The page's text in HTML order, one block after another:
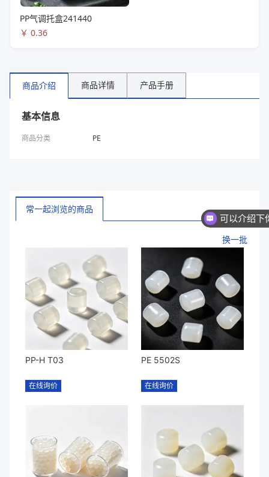
PP气调托盒241440
￥ 0.36
商品介绍 商品详情 产品手册
基本信息
商品分类 PE
常一起浏览的商品
换一批
PP-H T03
在线询价
PE 5502S
在线询价